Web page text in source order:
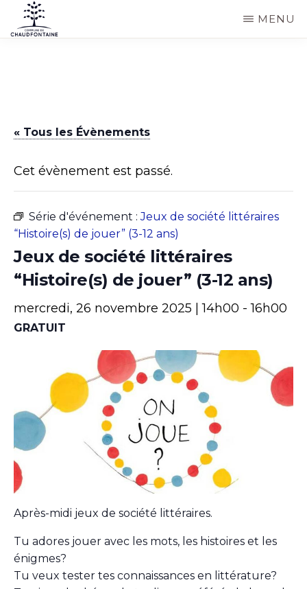
Passer
au
commune
MENU
« Tous les Évènements
Cet évènement est passé.
Série d'événement :Jeux de société littéraires
“Histoire(s) de jouer” (3-12 ans)
Jeux de société littéraires
“Histoire(s) de jouer” (3-12 ans)
mercredi, 26 novembre 2025 | 14h00 -16h00
GRATUIT
Après-midi jeux de société littéraires.
Tu adores jouer avec les mots, les histoires et les
énigmes?
Tu veux tester tes connaissances en littérature?